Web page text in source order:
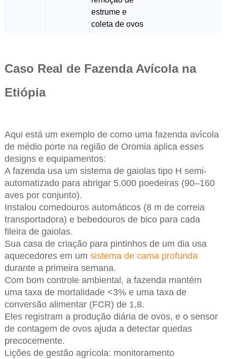
estrume e
coleta de ovos
Caso Real de Fazenda Avícola na
Etiópia
Aqui está um exemplo de como uma fazenda avícola
de médio porte na região de Oromia aplica esses
designs e equipamentos:
A fazenda usa um sistema de gaiolas tipo H semi-
automatizado para abrigar 5.000 poedeiras (90–160
aves por conjunto).
Instalou comedouros automáticos (8 m de correia
transportadora) e bebedouros de bico para cada
fileira de gaiolas.
Sua casa de criação para pintinhos de um dia usa
aquecedores em um sistema de cama profunda
durante a primeira semana.
Com bom controle ambiental, a fazenda mantém
uma taxa de mortalidade <3% e uma taxa de
conversão alimentar (FCR) de 1,8.
Eles registram a produção diária de ovos, e o sensor
de contagem de ovos ajuda a detectar quedas
precocemente.
Lições de gestão agrícola: monitoramento